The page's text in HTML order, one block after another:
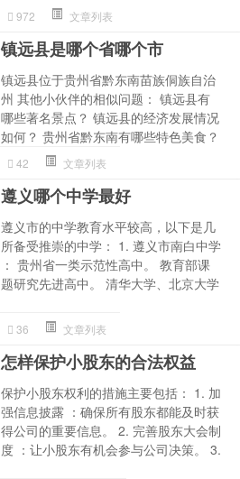
972 文章列表
镇远县是哪个省哪个市
镇远县位于贵州省黔东南苗族侗族自治
州 其他小伙伴的相似问题： 镇远县有
哪些著名景点？ 镇远县的经济发展情况
如何？ 贵州省黔东南有哪些特色美食？
42 文章列表
遵义哪个中学最好
遵义市的中学教育水平较高，以下是几
所备受推崇的中学： 1. 遵义市南白中学
： 贵州省一类示范性高中。 教育部课
题研究先进高中。 清华大学、北京大学
36 文章列表
怎样保护小股东的合法权益
保护小股东权利的措施主要包括： 1. 加
强信息披露 ：确保所有股东都能及时获
得公司的重要信息。 2. 完善股东大会制
度 ：让小股东有机会参与公司决策。 3.